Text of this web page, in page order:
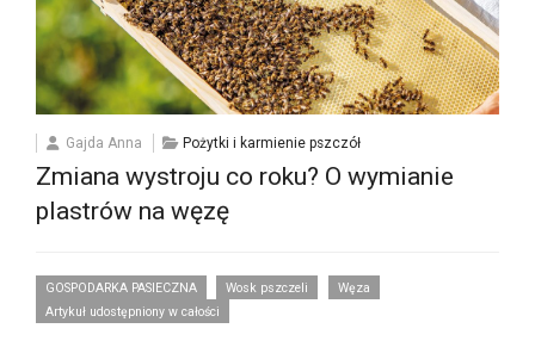
Gajda Anna Pożytki i karmienie pszczół
Zmiana wystroju co roku? O wymianie
plastrów na węzę
GOSPODARKA PASIECZNA Wosk pszczeli
Węza
Artykuł udostępniony w całości